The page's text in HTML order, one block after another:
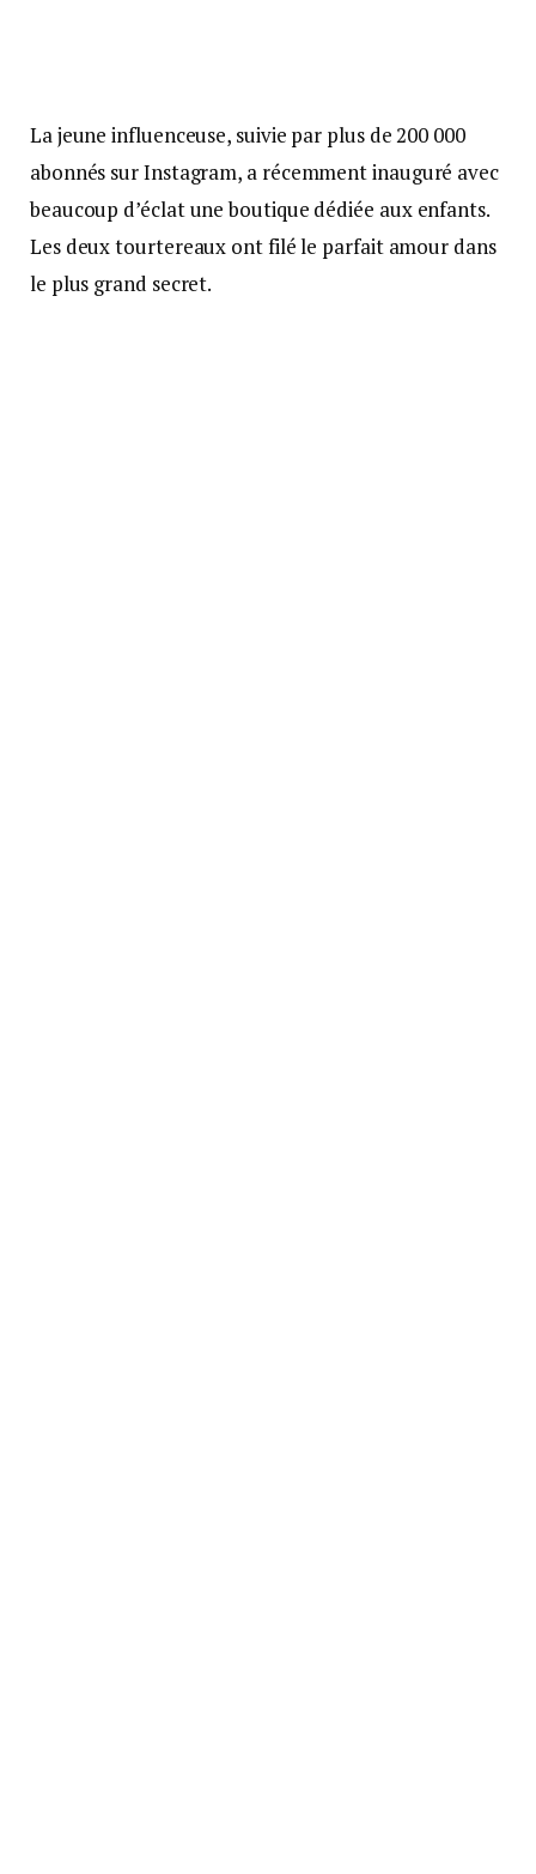
La jeune influenceuse, suivie par plus de 200 000
abonnés sur Instagram, a récemment inauguré avec
beaucoup d’éclat une boutique dédiée aux enfants.
Les deux tourtereaux ont filé le parfait amour dans
le plus grand secret.